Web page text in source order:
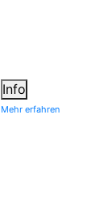
Info
Mehr erfahren